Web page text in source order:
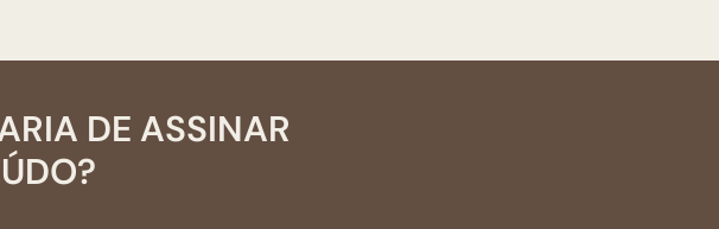
DE ASSINAR